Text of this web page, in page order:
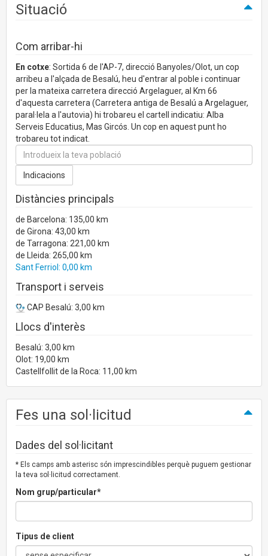
Situació
Com arribar-hi
En cotxe: Sortida 6 de l'AP-7, direcció Banyoles/Olot, un cop
arribeu a l'alçada de Besalú, heu d'entrar al poble i continuar
per la mateixa carretera direcció Argelaguer, al Km 66
d'aquesta carretera (Carretera antiga de Besalú a Argelaguer,
paral·lela a l'autovia) hi trobareu el cartell indicatiu: Alba
Serveis Educatius, Mas Gircós. Un cop en aquest punt ho
trobareu tot indicat.
Distàncies principals
de Barcelona: 135,00 km
de Girona: 43,00 km
de Tarragona: 221,00 km
de Lleida: 265,00 km
Sant Ferriol: 0,00 km
Transport i serveis
CAP Besalú: 3,00 km
Llocs d'interès
Besalú: 3,00 km
Olot: 19,00 km
Castellfollit de la Roca: 11,00 km
Fes una sol·licitud
Dades del sol·licitant
* Els camps amb asterisc són imprescindibles perquè puguem gestionar
la teva sol·licitud correctament.
Nom grup/particular*
Tipus de client